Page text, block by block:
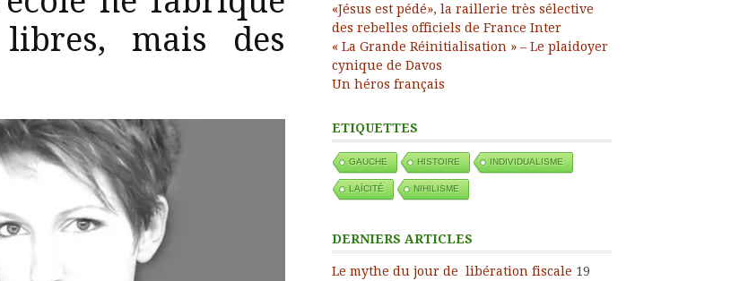
mais des
«Jésus est pédé», la raillerie très sélective
des rebelles officiels de France Inter
« La Grande Réinitialisation » – Le plaidoyer
cynique de Davos
Un héros français
ETIQUETTES
GAUCHE HISTOIRE INDIVIDUALISME
LAÏCITÉ NIHILISME
DERNIERS ARTICLES
Le mythe du jour de libération fiscale 19